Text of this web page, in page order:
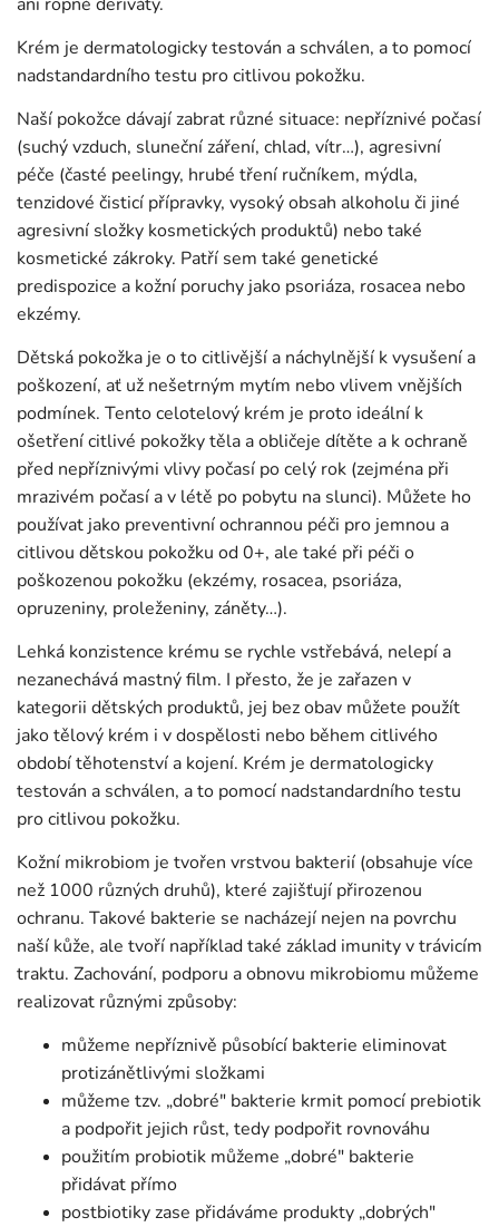
Krém je dermatologicky testován a schválen, a to pomocí
nadstandardního testu pro citlivou pokožku.
Naší pokožce dávají zabrat různé situace: nepříznivé počasí
(suchý vzduch, sluneční záření, chlad, vítr…), agresivní
péče (časté peelingy, hrubé tření ručníkem, mýdla,
tenzidové čisticí přípravky, vysoký obsah alkoholu či jiné
agresivní složky kosmetických produktů) nebo také
kosmetické zákroky. Patří sem také genetické
predispozice a kožní poruchy jako psoriáza, rosacea nebo
ekzémy.
Dětská pokožka je o to citlivější a náchylnější k vysušení a
poškození, ať už nešetrným mytím nebo vlivem vnějších
podmínek. Tento celotelový krém je proto ideální k
ošetření citlivé pokožky těla a obličeje dítěte a k ochraně
před nepříznivými vlivy počasí po celý rok (zejména při
mrazivém počasí a v létě po pobytu na slunci). Můžete ho
používat jako preventivní ochrannou péči pro jemnou a
citlivou dětskou pokožku od 0+, ale také při péči o
poškozenou pokožku (ekzémy, rosacea, psoriáza,
opruzeniny, proleženiny, záněty…).
Lehká konzistence krému se rychle vstřebává, nelepí a
nezanechává mastný film. I přesto, že je zařazen v
kategorii dětských produktů, jej bez obav můžete použít
jako tělový krém i v dospělosti nebo během citlivého
období těhotenství a kojení. Krém je dermatologicky
testován a schválen, a to pomocí nadstandardního testu
pro citlivou pokožku.
Kožní mikrobiom je tvořen vrstvou bakterií (obsahuje více
než 1000 různých druhů), které zajišťují přirozenou
ochranu. Takové bakterie se nacházejí nejen na povrchu
naší kůže, ale tvoří například také základ imunity v trávicím
traktu. Zachování, podporu a obnovu mikrobiomu můžeme
realizovat různými způsoby:
můžeme nepříznivě působící bakterie eliminovat
protizánětlivými složkami
můžeme tzv. „dobré" bakterie krmit pomocí prebiotik
a podpořit jejich růst, tedy podpořit rovnováhu
použitím probiotik můžeme „dobré" bakterie
přidávat přímo
postbiotiky zase přidáváme produkty „dobrých"